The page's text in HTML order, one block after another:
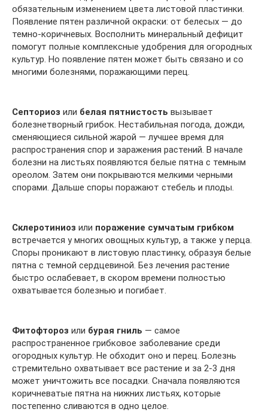
обязательным изменением цвета листовой пластинки.
Появление пятен различной окраски: от белесых — до
темно-коричневых. Восполнить минеральный дефицит
помогут полные комплексные удобрения для огородных
культур. Но появление пятен может быть связано и со
многими болезнями, поражающими перец.
Септориоз или белая пятнистость вызывает
болезнетворный грибок. Нестабильная погода, дожди,
сменяющиеся сильной жарой — лучшее время для
распространения спор и заражения растений. В начале
болезни на листьях появляются белые пятна с темным
ореолом. Затем они покрываются мелкими черными
спорами. Дальше споры поражают стебель и плоды.
Склеротиниоз или поражение сумчатым грибком
встречается у многих овощных культур, а также у перца.
Споры проникают в листовую пластинку, образуя белые
пятна с темной сердцевиной. Без лечения растение
быстро ослабевает, в скором времени полностью
охватывается болезнью и погибает.
Фитофтороз или бурая гниль — самое
распространенное грибковое заболевание среди
огородных культур. Не обходит оно и перец. Болезнь
стремительно охватывает все растение и за 2-3 дня
может уничтожить все посадки. Сначала появляются
коричневатые пятна на нижних листьях, которые
постепенно сливаются в одно целое.